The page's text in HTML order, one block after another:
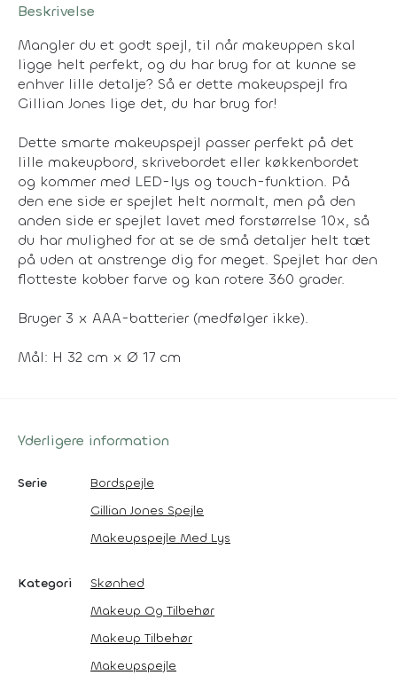
Beskrivelse
Mangler du et godt spejl, til når makeuppen skal
ligge helt perfekt, og du har brug for at kunne se
enhver lille detalje? Så er dette makeupspejl fra
Gillian Jones lige det, du har brug for!
Dette smarte makeupspejl passer perfekt på det
lille makeupbord, skrivebordet eller køkkenbordet
og kommer med LED-lys og touch-funktion. På
den ene side er spejlet helt normalt, men på den
anden side er spejlet lavet med forstørrelse 10x, så
du har mulighed for at se de små detaljer helt tæt
på uden at anstrenge dig for meget. Spejlet har den
flotteste kobber farve og kan rotere 360 grader.
Bruger 3 x AAA-batterier (medfølger ikke).
Mål: H 32 cm x Ø 17 cm
Yderligere information
Serie
Bordspejle
Gillian Jones Spejle
Makeupspejle Med Lys
Kategori
Skønhed
Makeup Og Tilbehør
Makeup Tilbehør
Makeupspejle